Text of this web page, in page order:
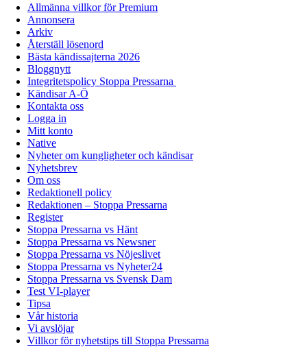
Allmänna villkor för Premium
Annonsera
Arkiv
Återställ lösenord
Bästa kändissajterna 2026
Bloggnytt
Integritetspolicy Stoppa Pressarna
Kändisar A-Ö
Kontakta oss
Logga in
Mitt konto
Native
Nyheter om kungligheter och kändisar
Nyhetsbrev
Om oss
Redaktionell policy
Redaktionen – Stoppa Pressarna
Register
Stoppa Pressarna vs Hänt
Stoppa Pressarna vs Newsner
Stoppa Pressarna vs Nöjeslivet
Stoppa Pressarna vs Nyheter24
Stoppa Pressarna vs Svensk Dam
Test VI-player
Tipsa
Vår historia
Vi avslöjar
Villkor för nyhetstips till Stoppa Pressarna